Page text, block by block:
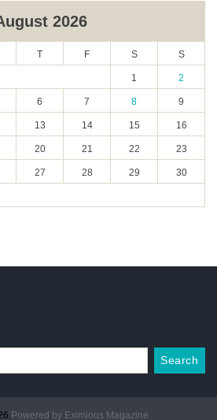
2026
T F S S
1 2
6 7 8 9
13 14 15 16
20 21 22 23
27 28 29 30
Powered by Eximious Magazine